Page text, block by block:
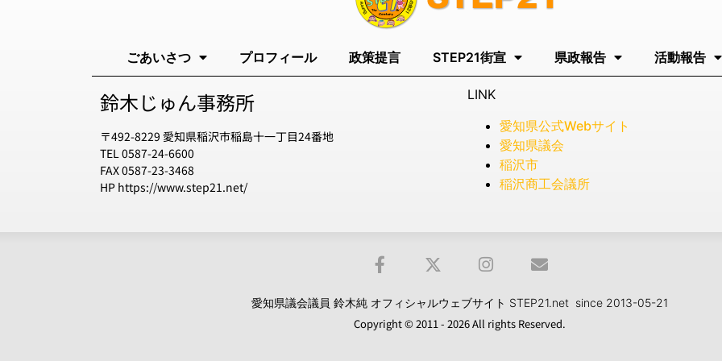
ごあいさつ プロフィール 政策提言 STEP21街宣 県政報告 活動報告
鈴木じゅん事務所
〒492-8229 愛知県稲沢市稲島十一丁目24番地
TEL 0587-24-6600
FAX 0587-23-3468
HP https://www.step21.net/
LINK
愛知県公式Webサイト
愛知県議会
稲沢市
稲沢商工会議所
愛知県議会議員 鈴木純 オフィシャルウェブサイト STEP21.net since 2013-05-21
Copyright © 2011 - 2026 All rights Reserved.